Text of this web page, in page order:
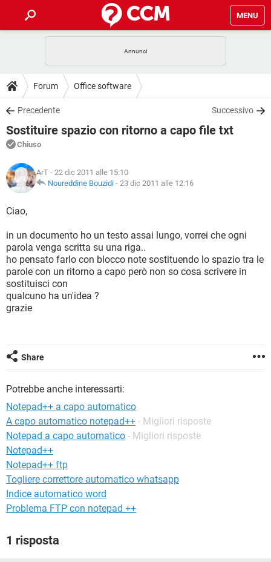
MENU
INTRATTENIMENTO
iOS
INSTAGRAM WHATSAPP
TIKTOK
HARDWARE
GUIDE
COVID-19
iOS
INSTAGRAM
TIKTOK FACEBOOK
DOWNLOAD
COVID-19 GAMING
INTRATTENIMENTO
iOS
INSTAGRAM
TIKTOK
HARDWARE
FORUM
COVID-19
INTRATTENIMENTO ANDROID
TIKTOK
HARDWARE
GLOSSARIO
COVID-19
INTRATTENIMENTO
iOS WINDOWS 10
INSTAGRAM WHATSAPP
TIKTOK FACEBOOK
HARDWARE
Forum Office software
Precedente Successivo
Sostituire spazio con ritorno a capo file txt
Chiuso
ArT - 22 dic 2011 alle 15:10
Noureddine Bouzidi - 23 dic 2011 alle 12:16
Ciao,
in un documento ho un testo assai lungo, vorrei che ogni
parola venga scritta su una riga..
ho pensato farlo con blocco note sostituendo lo spazio tra le
parole con un ritorno a capo però non so cosa scrivere in
sostituisci con
qualcuno ha un'idea ?
grazie
Share
Potrebbe anche interessarti:
Notepad++ a capo automatico
A capo automatico notepad++ - Migliori risposte
Notepad a capo automatico - Migliori risposte
Notepad++
Notepad++ ftp
Togliere correttore automatico whatsapp
Indice automatico word
Problema FTP con notepad ++
1 risposta